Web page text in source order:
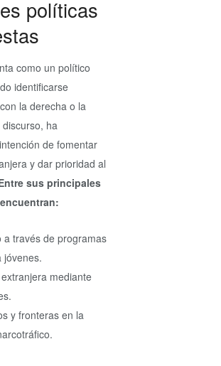
políticas
como un político
identificarse
la derecha o la
ha
de fomentar
y dar prioridad al
sus principales
a través de programas
jóvenes.
mediante
y fronteras en la